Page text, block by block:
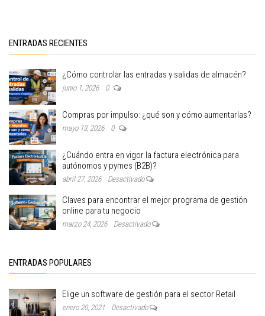
ENTRADAS RECIENTES
¿Cómo controlar las entradas y salidas de almacén?
junio 1, 2026 0
Compras por impulso: ¿qué son y cómo aumentarlas?
mayo 13, 2026 0
¿Cuándo entra en vigor la factura electrónica para
autónomos y pymes (B2B)?
abril 27, 2026 Desactivado
Claves para encontrar el mejor programa de gestión
online para tu negocio
marzo 24, 2026 Desactivado
ENTRADAS POPULARES
Elige un software de gestión para el sector Retail
enero 20, 2021 Desactivado